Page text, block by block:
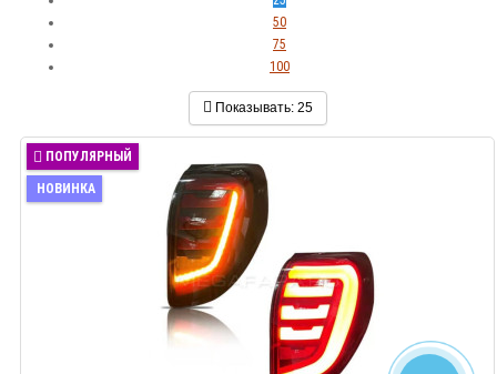
50
75
100
Показывать: 25
ПОПУЛЯРНЫЙ
НОВИНКА